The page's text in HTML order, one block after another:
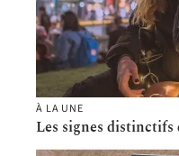
À LA UNE
Les signes distinctifs